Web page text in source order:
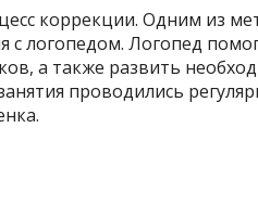
коррекции. Одним из
с логопедом. Логопед
а также развить
проводились